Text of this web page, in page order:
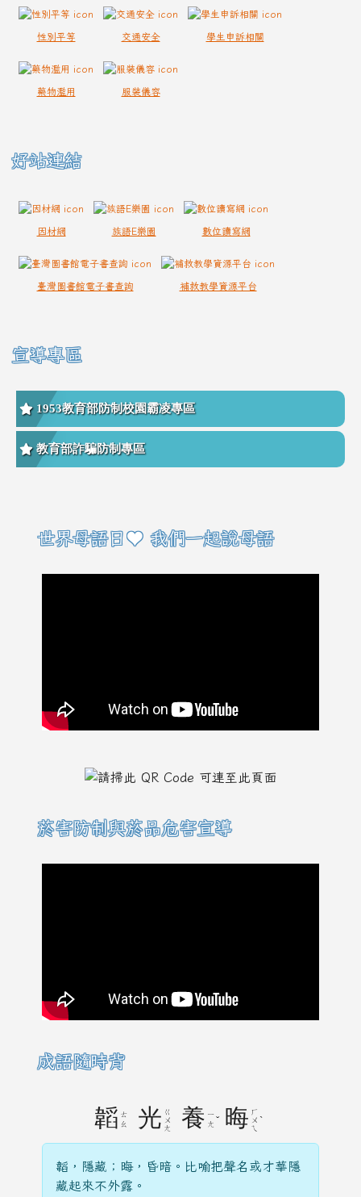
性別平等 交通安全 學生申訴相關
藥物濫用 服裝儀容
好站連結
因材網 族語E樂園 數位讀寫網
臺灣圖書館電子書查詢 補救教學資源平台
宣導專區
1953教育部防制校園霸凌專區
教育部詐騙防制專區
右邊區域內容
世界母語日♥ 我們一起說母語
菸害防制與菸品危害宣導
成語隨時背
韜 ㄊ
ㄠ
光 ㄍ
ㄨ
ㄤ
養 ㄧ
ㄤ ˇ 晦 ㄏ
ㄨ
ㄟ
ˋ
韜，隱藏；晦，昏暗。比喻把聲名或才華隱
藏起來不外露。